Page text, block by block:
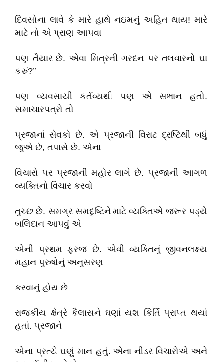
દિવસોના લાવે કે મારે હાથે નઇમનું અહિત થાય! મારે
માટે તો એ પ્રાણ આપવા
પણ તૈયાર છે. એવા મિત્રની ગરદન પર તલવારનો ઘા
કરું?’’
પણ વ્યવસાયી કર્તવ્યથી પણ એ સભાન હતો.
સમાચારપત્રો તો
પ્રજાનાં સેવકો છે. એ પ્રજાની વિરાટ દ્રષ્ટિથી બધું
જુએ છે, તપાસે છે. એના
વિચારો પર પ્રજાની મહોર લાગે છે. પ્રજાની આગળ
વ્યક્તિનો વિચાર કરવો
તુચ્છ છે. સમગ્ર સમદૃષ્ટિને માટે વ્યક્તિએ જરૂર પડ્યે
બલિદાન આપવું એ
એની પ્રથમ ફરજ છે. એવી વ્યક્તિનું જીવનલક્ષ્ય
મહાન પુરુષોનું અનુસરણ
કરવાનું હોય છે.
રાજકીય ક્ષેત્રે કૈલાસને ઘણાં યશ કિર્તિ પ્રાપ્ત થયાં
હતાં. પ્રજાને
એના પ્રત્યે ઘણું માન હતું. એના નીડર વિચારોએ અને